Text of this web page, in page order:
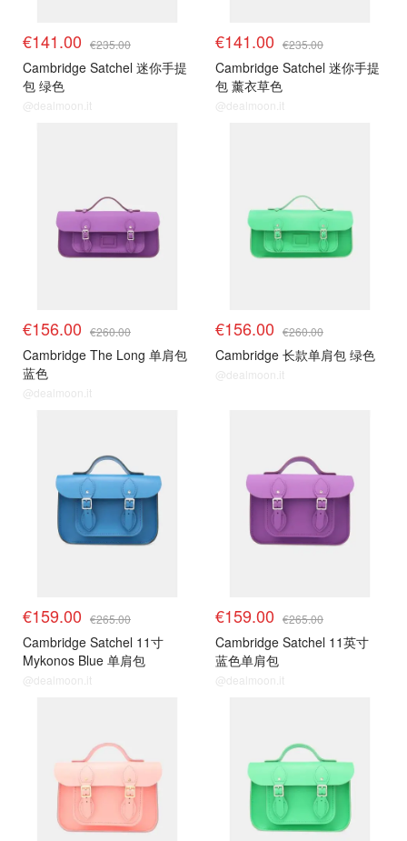
€141.00 €235.00
Cambridge Satchel 迷你手提
包 绿色
@dealmoon.it
€141.00 €235.00
Cambridge Satchel 迷你手提
包 薰衣草色
@dealmoon.it
€156.00 €260.00
Cambridge The Long 单肩包
蓝色
@dealmoon.it
€156.00 €260.00
Cambridge 长款单肩包 绿色
@dealmoon.it
€159.00 €265.00
Cambridge Satchel 11寸
Mykonos Blue 单肩包
@dealmoon.it
€159.00 €265.00
Cambridge Satchel 11英寸
蓝色单肩包
@dealmoon.it